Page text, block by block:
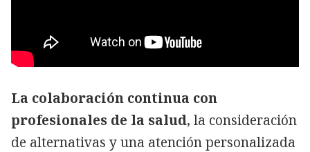
La colaboración continua con
profesionales de la salud, la consideración
de alternativas y una atención personalizada